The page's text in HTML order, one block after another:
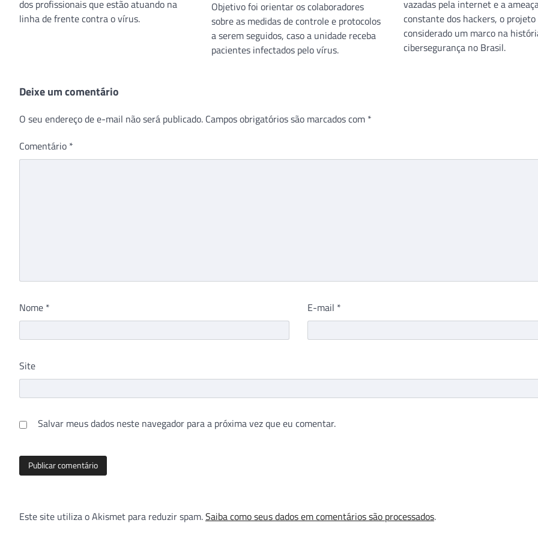
dos profissionais que estão atuando na
linha de frente contra o vírus.
Objetivo foi orientar os colaboradores
sobre as medidas de controle e protocolos
a serem seguidos, caso a unidade receba
pacientes infectados pelo vírus.
vazadas pela internet e a
constante dos hackers, o projeto
considerado um marco na
cibersegurança no Brasil.
Deixe um comentário
O seu endereço de e-mail não será publicado. Campos obrigatórios são marcados com *
Comentário *
Nome * E-mail *
Site
Salvar meus dados neste navegador para a próxima vez que eu comentar.
Este site utiliza o Akismet para reduzir spam.Saiba como seus dados em comentários são processados.